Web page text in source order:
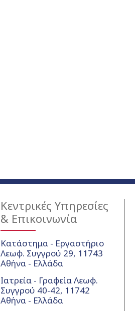
Κεντρικές Υπηρεσίες
& Επικοινωνία
Κατάστημα - Εργαστήριο
Λεωφ. Συγγρού 29, 11743
Αθήνα - Ελλάδα
Ιατρεία - Γραφεία Λεωφ.
Συγγρού 40-42, 11742
Αθήνα - Ελλάδα